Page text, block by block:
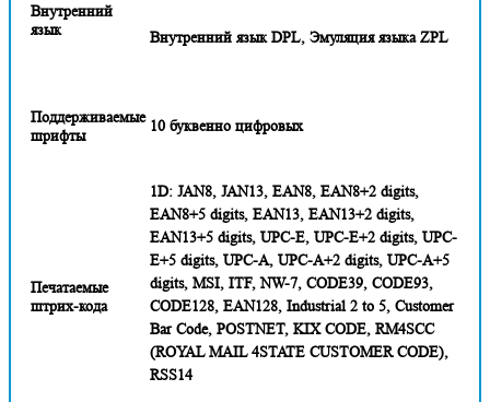
Внутренний
язык
Внутренний язык DPL, Эмуляция языка ZPL
Поддерживаемые
шрифты
10 буквенно цифровых
Печатаемые
штрих-кода
1D: JAN8, JAN13, EAN8, EAN8+2 digits,
EAN8+5 digits, EAN13, EAN13+2 digits,
EAN13+5 digits, UPC-E, UPC-E+2 digits, UPC-
E+5 digits, UPC-A, UPC-A+2 digits, UPC-A+5
digits, MSI, ITF, NW-7, CODE39, CODE93,
CODE128, EAN128, Industrial 2 to 5, Customer
Bar Code, POSTNET, KIX CODE, RM4SCC
(ROYAL MAIL 4STATE CUSTOMER CODE),
RSS14